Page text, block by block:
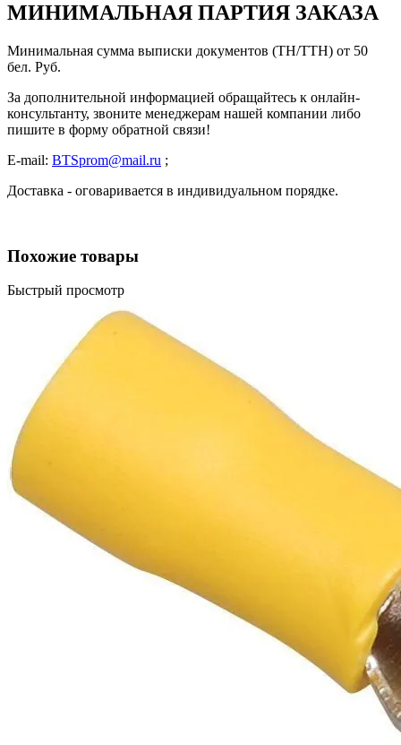
МИНИМАЛЬНАЯ ПАРТИЯ ЗАКАЗА
Минимальная сумма выписки документов (ТН/ТТН) от 50
бел. Руб.
За дополнительной информацией обращайтесь к онлайн-
консультанту, звоните менеджерам нашей компании либо
пишите в форму обратной связи!
E-mail: BTSprom@mail.ru ;
Доставка - оговаривается в индивидуальном порядке.
Похожие товары
Быстрый просмотр